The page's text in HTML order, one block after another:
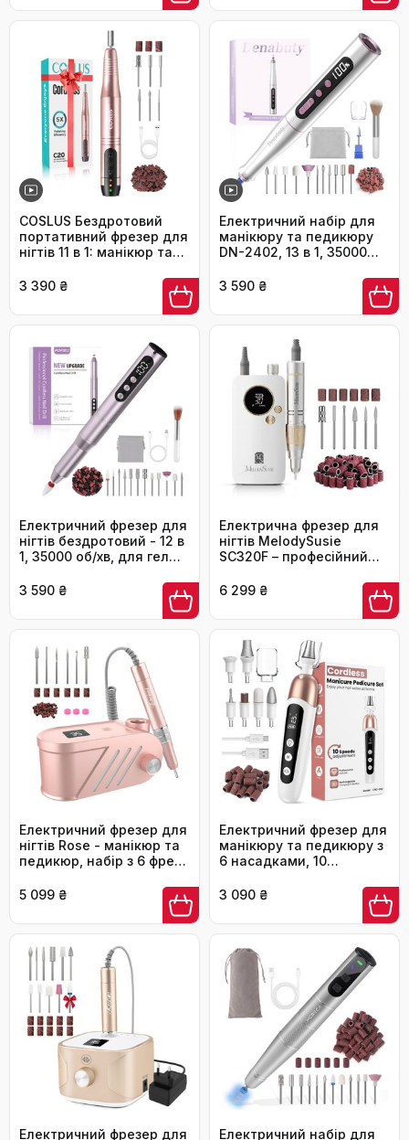
COSLUS Бездротовий
портативний фрезер для
нігтів 11 в 1: манікюр та
гелю та акрилу, рожеве
3 390 ₴
Електричний набір для
манікюру та педикюру
DN-2402, 13 в 1, 35000
акрилових нігтів
3 590 ₴
Електричний фрезер для
нігтів бездротовий - 12 в
1, 35000 об/хв, для гелю,
педикюру, фіолетовий
3 590 ₴
Електрична фрезер для
нігтів MelodySusie
SC320F – професійний
манікюру, 30000 обертів,
полірування та
видалення, набір для
салону та дому (білий/
золотий)
6 299 ₴
Електричний фрезер для
нігтів Rose - манікюр та
педикюр, набір з 6 фрез,
акрилу
5 099 ₴
Електричний фрезер для
манікюру та педикюру з
6 насадками, 10
підсвічуванням,
догляду за нігтями
3 090 ₴
Електричний фрезер для Електричний набір для